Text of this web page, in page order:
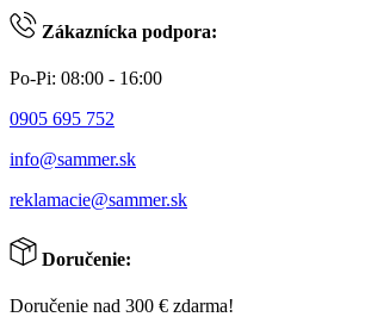
Zákaznícka podpora:
Po-Pi: 08:00 - 16:00
0905 695 752
info@sammer.sk
reklamacie@sammer.sk
Doručenie:
Doručenie nad 300 € zdarma!